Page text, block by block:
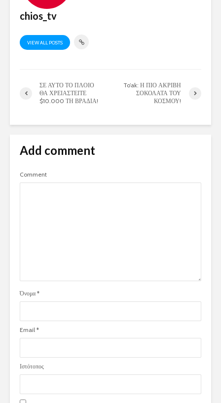
chios_tv
VIEW ALL POSTS
ΣΕ ΑΥΤΟ ΤΟ ΠΛΟΙΟ
ΘΑ ΧΡΕΙΑΣΤΕΙΤΕ
$10.000 ΤΗ ΒΡΑΔΙΑ!
To’ak: Η ΠΙΟ ΑΚΡΙΒΗ
ΣΟΚΟΛΑΤΑ ΤΟΥ
ΚΟΣΜΟΥ!
Add comment
Comment
Όνομα *
Email *
Ιστότοπος